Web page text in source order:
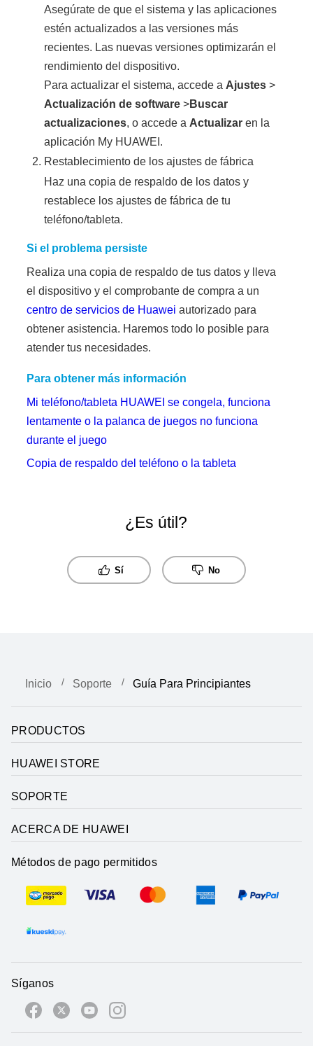
Asegúrate de que el sistema y las aplicaciones
estén actualizados a las versiones más
recientes. Las nuevas versiones optimizarán el
rendimiento del dispositivo.
Para actualizar el sistema, accede a Ajustes >
Actualización de software >Buscar
actualizaciones, o accede a Actualizar en la
aplicación My HUAWEI.
Restablecimiento de los ajustes de fábrica
Haz una copia de respaldo de los datos y
restablece los ajustes de fábrica de tu
teléfono/tableta.
Si el problema persiste
Realiza una copia de respaldo de tus datos y lleva
el dispositivo y el comprobante de compra a un
centro de servicios de Huawei autorizado para
obtener asistencia. Haremos todo lo posible para
atender tus necesidades.
Para obtener más información
Mi teléfono/tableta HUAWEI se congela, funciona
lentamente o la palanca de juegos no funciona
durante el juego
Copia de respaldo del teléfono o la tableta
¿Es útil?
Sí No
Inicio Soporte Guía Para Principiantes
PRODUCTOS
HUAWEI STORE
SOPORTE
ACERCA DE HUAWEI
Métodos de pago permitidos
Síganos